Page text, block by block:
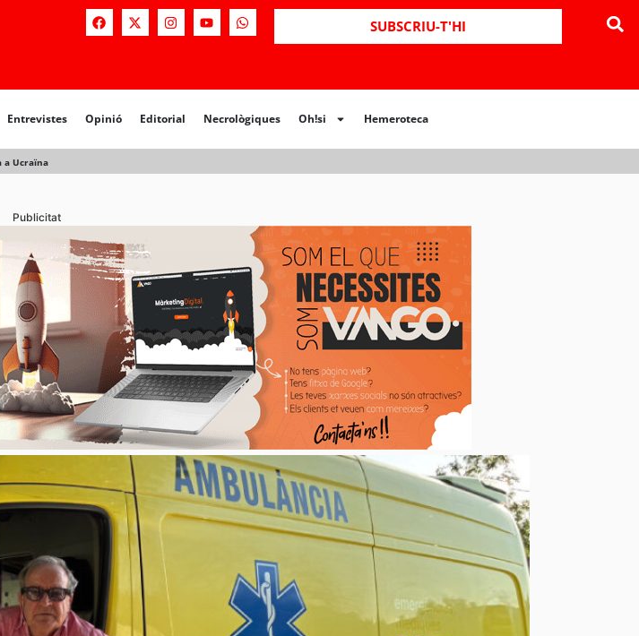
SUBSCRIU-T'HI
Entrevistes Opinió Editorial Necrològiques Oh!si Hemeroteca
a Ucraïna
Opinió Editorial Necrològiques Hemeroteca
Publicitat